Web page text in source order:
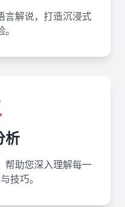
言解说，打造沉浸式
析
帮助您深入理解每一
技巧。